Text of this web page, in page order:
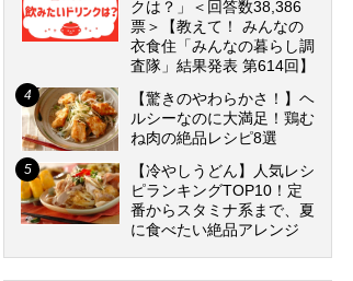
クは？」＜回答数38,386
票＞【教えて！ みんなの
衣食住「みんなの暮らし調
査隊」結果発表 第614回】
【驚きのやわらかさ！】ヘ
ルシーなのに大満足！鶏む
ね肉の絶品レシピ8選
【冷やしうどん】人気レシ
ピランキングTOP10！定
番からスタミナ系まで、夏
に食べたい絶品アレンジ